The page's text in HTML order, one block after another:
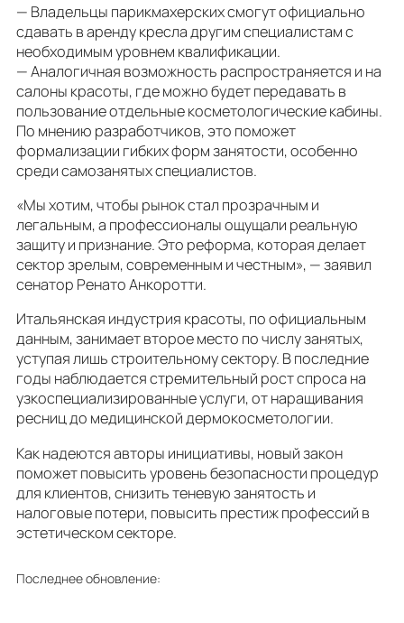
— Владельцы парикмахерских смогут официально
сдавать в аренду кресла другим специалистам с
необходимым уровнем квалификации.
— Аналогичная возможность распространяется и на
салоны красоты, где можно будет передавать в
пользование отдельные косметологические кабины.
По мнению разработчиков, это поможет
формализации гибких форм занятости, особенно
среди самозанятых специалистов.
«Мы хотим, чтобы рынок стал прозрачным и
легальным, а профессионалы ощущали реальную
защиту и признание. Это реформа, которая делает
сектор зрелым, современным и честным», — заявил
сенатор Ренато Анкоротти.
Итальянская индустрия красоты, по официальным
данным, занимает второе место по числу занятых,
уступая лишь строительному сектору. В последние
годы наблюдается стремительный рост спроса на
узкоспециализированные услуги, от наращивания
ресниц до медицинской дермокосметологии.
Как надеются авторы инициативы, новый закон
поможет повысить уровень безопасности процедур
для клиентов, снизить теневую занятость и
налоговые потери, повысить престиж профессий в
эстетическом секторе.
Последнее обновление: